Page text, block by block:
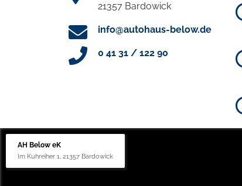
21357 Bardowick
info@autohaus-below.de
0 41 31 / 122 90
AH Below eK
Im Kuhreiher 1, 21357 Bardowick